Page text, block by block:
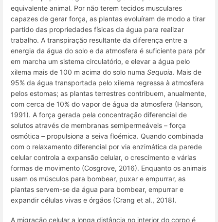
equivalente animal. Por não terem tecidos musculares
capazes de gerar força, as plantas evoluíram de modo a tirar
partido das propriedades físicas da água para realizar
trabalho. A transpiração resultante da diferença entre a
energia da água do solo e da atmosfera é suficiente para pôr
em marcha um sistema circulatório, e elevar a água pelo
xilema mais de 100 m acima do solo numa Sequoia. Mais de
95% da água transportada pelo xilema regressa à atmosfera
pelos estomas; as plantas terrestres contribuem, anualmente,
com cerca de 10% do vapor de água da atmosfera (Hanson,
1991). A força gerada pela concentração diferencial de
solutos através de membranas semipermeáveis – força
osmótica – propulsiona a seiva floémica. Quando combinada
com o relaxamento diferencial por via enzimática da parede
celular controla a expansão celular, o crescimento e várias
formas de movimento (Cosgrove, 2016). Enquanto os animais
usam os músculos para bombear, puxar e empurrar, as
plantas servem-se da água para bombear, empurrar e
expandir células vivas e órgãos (Crang et al., 2018).
A migração celular a longa distância no interior do corpo é